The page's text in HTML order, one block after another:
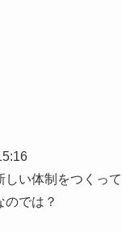
しい体制をつく
では？